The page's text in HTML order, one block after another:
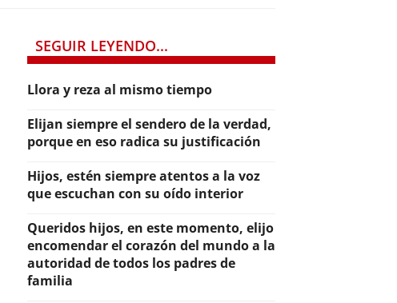
SEGUIR LEYENDO...
Llora y reza al mismo tiempo
Elijan siempre el sendero de la verdad,
porque en eso radica su justificación
Hijos, estén siempre atentos a la voz
que escuchan con su oído interior
Queridos hijos, en este momento, elijo
encomendar el corazón del mundo a la
autoridad de todos los padres de
familia